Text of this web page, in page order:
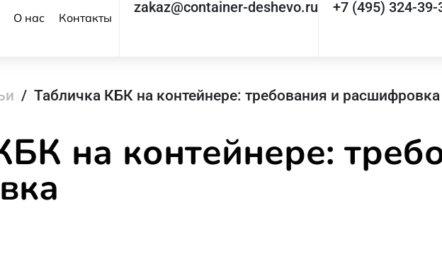
О нас Контакты
zakaz@container-deshevo.ru +7 (495) 324-39-
/ Табличка КБК на контейнере: требования и расшифровка
на контейнере: